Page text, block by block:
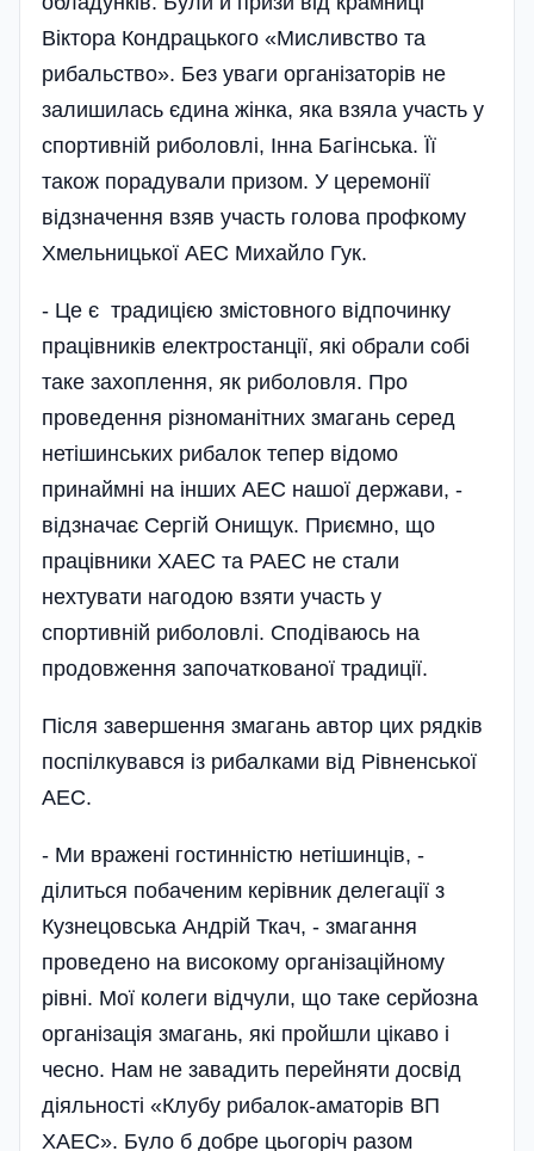
Віктора Кондрацького «Мисливство та
рибальство». Без уваги організаторів не
залишилась єдина жінка, яка взяла участь у
спортивній риболовлі, Інна Багінська. Її
також порадували призом. У церемонії
відзначення взяв участь голова профкому
Хмельницької АЕС Михайло Гук.
- Це є традицією змістовного відпочинку
працівників електростанції, які обрали собі
таке захоплення, як риболовля. Про
проведення різноманітних змагань серед
нетішинських рибалок тепер відомо
принаймні на інших АЕС нашої держави, -
відзначає Сергій Онищук. Приємно, що
працівники ХАЕС та РАЕС не стали
нехтувати нагодою взяти участь у
спортивній риболовлі. Сподіваюсь на
продовження започаткованої традиції.
Після завершення змагань автор цих рядків
поспілкувався із рибалками від Рівненської
АЕС.
- Ми вражені гостинністю нетішинців, -
ділиться побаченим керівник делегації з
Кузнецовська Андрій Ткач, - змагання
проведено на високому організаційному
рівні. Мої колеги відчули, що таке серйозна
організація змагань, які пройшли цікаво і
чесно. Нам не завадить перейняти досвід
діяльності «Клубу рибалок-аматорів ВП
ХАЕС». Було б добре цьогоріч разом